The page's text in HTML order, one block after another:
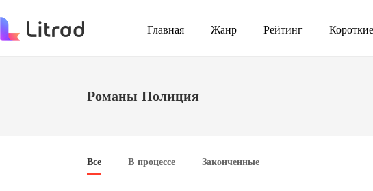
Главная Жанр Рейтинг
Романы Полиция
Все В процессе Законченные